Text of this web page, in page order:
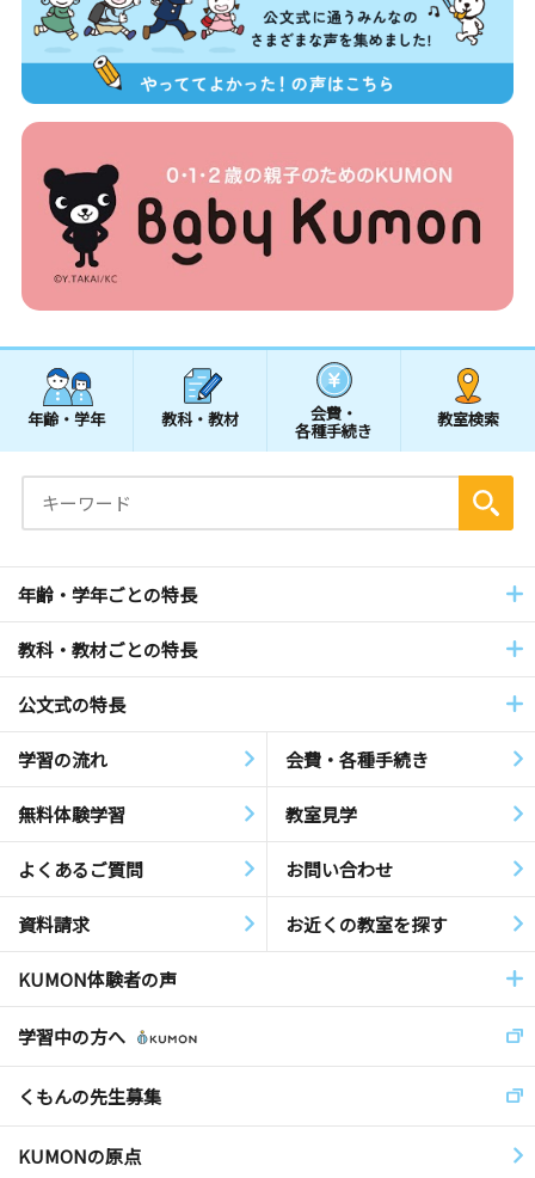
年齢・学年 教科・教材 会費・
各種手続き
教室検索
年齢・学年ごとの特長
教科・教材ごとの特長
公文式の特長
学習の流れ 会費・各種手続き
無料体験学習 教室見学
よくあるご質問 お問い合わせ
資料請求 お近くの教室を探す
KUMON体験者の声
学習中の方へ
くもんの先生募集
KUMONの原点